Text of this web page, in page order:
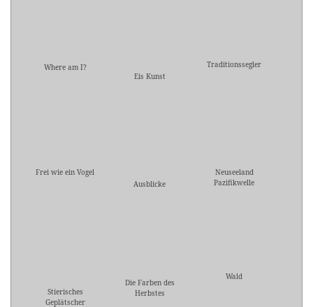
Where am I?
Eis Kunst
Traditionssegler
Frei wie ein Vogel
Ausblicke
Neuseeland
Pazifikwelle
Stierisches
Geplätscher
Die Farben des
Herbstes
Wald